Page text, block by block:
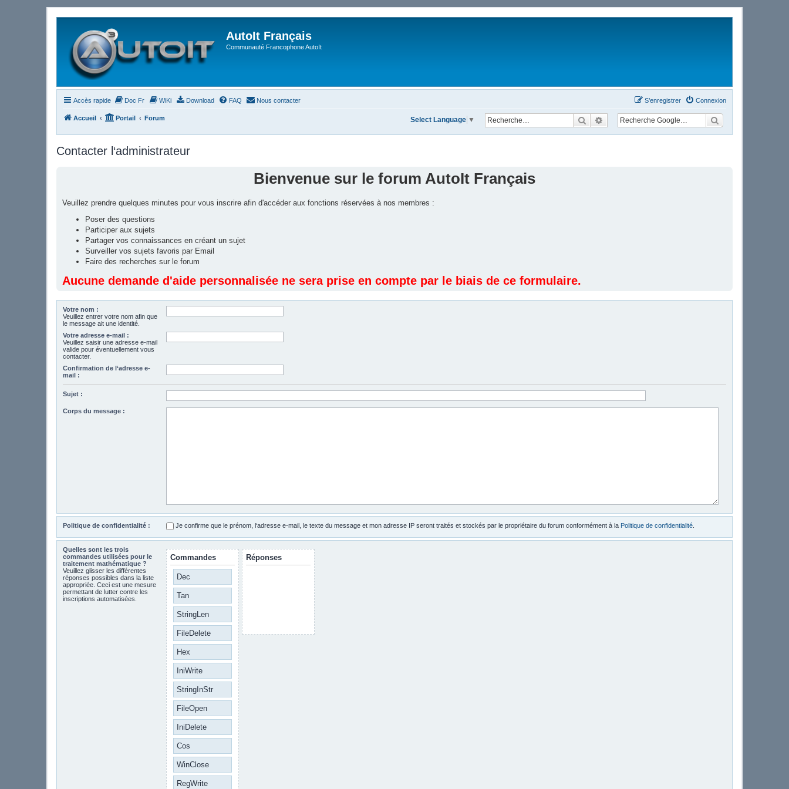
AutoIt Français
Communauté Francophone AutoIt
Accès rapide Doc Fr WiKi Download FAQ Nous contacter Connexion
S’enregistrer
Accueil Portail Forum RechercherRecherche avancée
Select Language ▼
Contacter l‘administrateur
Bienvenue sur le forum AutoIt Français
Veuillez prendre quelques minutes pour vous inscrire afin d'accéder aux fonctions réservées à nos membres :
Poser des questions
Participer aux sujets
Partager vos connaissances en créant un sujet
Surveiller vos sujets favoris par Email
Faire des recherches sur le forum
Aucune demande d'aide personnalisée ne sera prise en compte par le biais de ce formulaire.
Votre nom :
Veuillez entrer votre nom afin que
le message ait une identité.
Votre adresse e-mail :
Veuillez saisir une adresse e-mail
valide pour éventuellement vous
contacter.
Confirmation de l‘adresse e-
mail :
Sujet :
Corps du message :
Politique de confidentialité : Je confirme que le prénom, l‘adresse e-mail, le texte du message et mon adresse IP seront traités et stockés par le propriétaire du forum conformément à la Politique de confidentialité
Quelles sont les trois
commandes utilisées pour le
traitement mathématique ?
Veuillez glisser les différentes
réponses possibles dans la liste
appropriée. Ceci est une mesure
permettant de lutter contre les
inscriptions automatisées.
Commandes
Dec
Tan
StringLen
FileDelete
Hex
IniWrite
StringInStr
FileOpen
IniDelete
Cos
WinClose
RegWrite
Réponses